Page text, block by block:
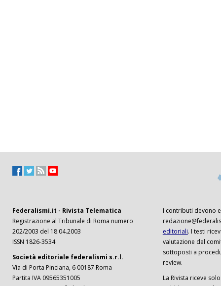
Federalismi.it - Rivista Telematica
Registrazione al Tribunale di Roma numero
202/2003 del 18.04.2003
ISSN 1826-3534
Società editoriale federalismi s.r.l.
Via di Porta Pinciana, 6 00187 Roma
Partita IVA 09565351005
I contributi devono
editoriali. I testi
valutazione del
sottoposti a
review.
La Rivista riceve